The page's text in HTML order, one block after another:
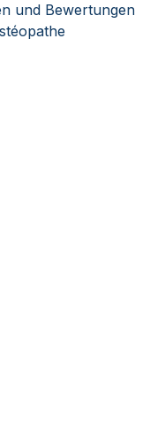
und Bewertungen